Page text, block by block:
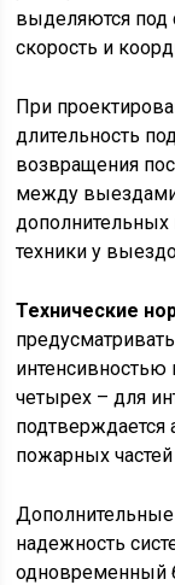
выделяются под
скорость и
При
длительность
возвращения
между выездами
техники у
Технические
четырех – для
подтверждается
пожарных
надежность
одновременный